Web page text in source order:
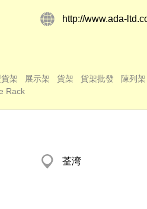
http://www.ada-
架 展示架 貨架 貨架批發 陳列架
Rack
荃湾